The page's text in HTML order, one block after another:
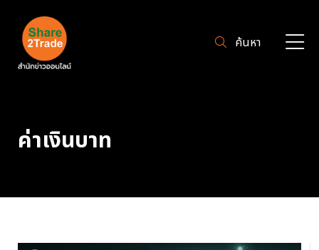
ค้นหา
ค่าเงินบาท